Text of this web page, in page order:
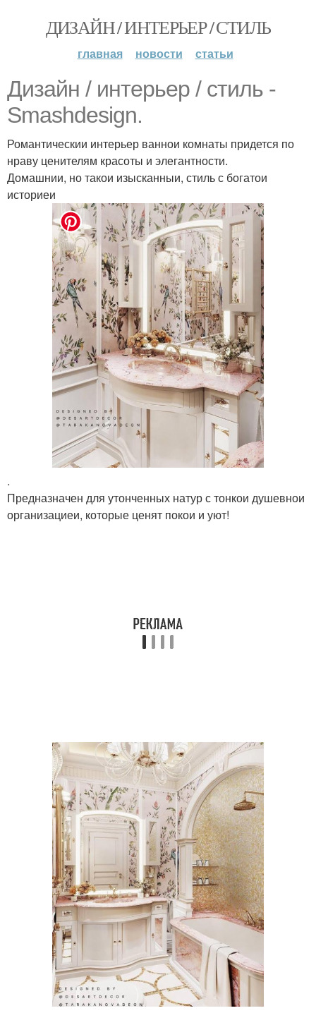
ДИЗАЙН / ИНТЕРЬЕР / СТИЛЬ
главная новости статьи
Дизайн / интерьер / стиль -
Smashdesign.
Романтическии интерьер ваннои комнаты придется по
нраву ценителям красоты и элегантности.
Домашнии, но такои изысканныи, стиль с богатои
историеи
.
Предназначен для утонченных натур с тонкои душевнои
организациеи, которые ценят покои и уют!